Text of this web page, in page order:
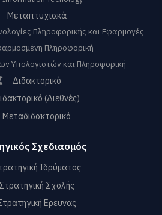
Μεταπτυχιακά
Πληροφορικής και Εφαρμογές
Πληροφορική
Υπολογιστών και Πληροφορική
Διδακτορικό
(Διεθνές)
Μεταδιδακτορικό
Σχεδιασμός
Ιδρύματος
Στρατηγική Σχολής
Ερευνας